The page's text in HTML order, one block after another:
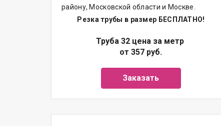
району, Московской области и Москве.
Резка трубы в размер БЕСПЛАТНО!
Труба 32 цена за метр
от 357 руб.
Заказать